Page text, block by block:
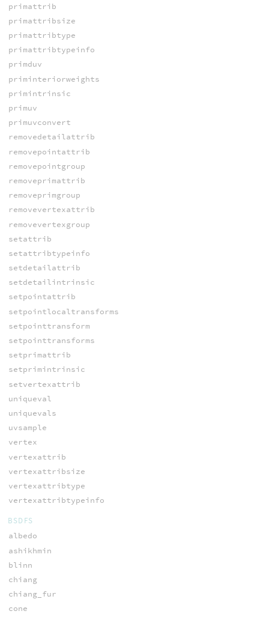
primattrib
primattribsize
primattribtype
primattribtypeinfo
primduv
priminteriorweights
primintrinsic
primuv
primuvconvert
removedetailattrib
removepointattrib
removepointgroup
removeprimattrib
removeprimgroup
removevertexattrib
removevertexgroup
setattrib
setattribtypeinfo
setdetailattrib
setdetailintrinsic
setpointattrib
setpointlocaltransforms
setpointtransform
setpointtransforms
setprimattrib
setprimintrinsic
setvertexattrib
uniqueval
uniquevals
uvsample
vertex
vertexattrib
vertexattribsize
vertexattribtype
vertexattribtypeinfo
BSDFS
albedo
ashikhmin
blinn
chiang
chiang_fur
cone